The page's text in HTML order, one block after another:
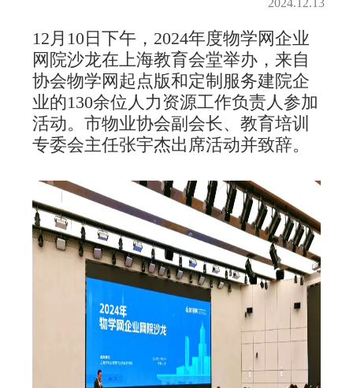
2024.12.13
12月10日下午，2024年度物学网企业
网院沙龙在上海教育会堂举办，来自
协会物学网起点版和定制服务建院企
业的130余位人力资源工作负责人参加
活动。市物业协会副会长、教育培训
专委会主任张宇杰出席活动并致辞。